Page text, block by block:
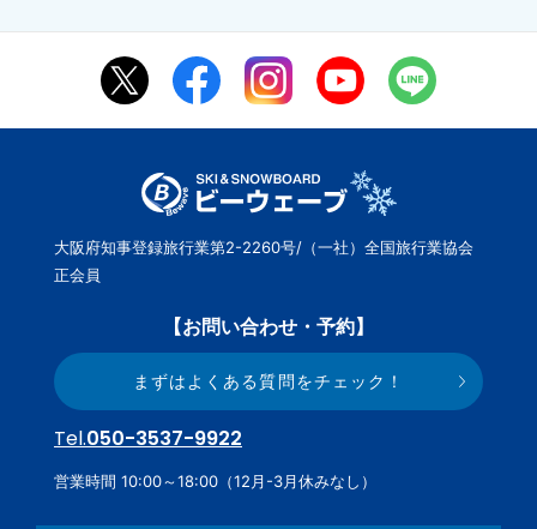
大阪府知事登録旅行業第2-2260号/（一社）全国旅行業協会
正会員
【お問い合わせ・予約】
まずはよくある質問をチェック！
Tel.050-3537-9922
営業時間 10:00～18:00（12月-3月休みなし）